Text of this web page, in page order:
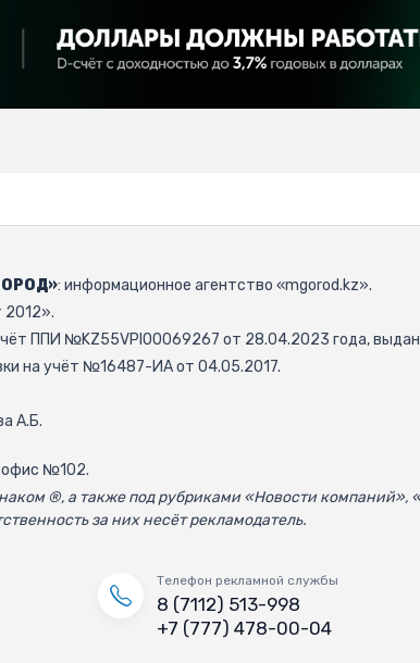
: информационное агентство «mgorod.kz».
2012».
ППИ №KZ55VPI00069267 от 28.04.2023 года,
на учёт №16487-ИА от 04.05.2017.
А.Б.
офис №102.
®, а также под рубриками «Новости компаний»,
за них несёт рекламодатель.
Телефон рекламной службы
8 (7112) 513-998
+7 (777) 478-00-04